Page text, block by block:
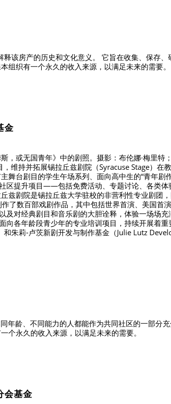
该房产的历史和文化意义。 它旨在收集、保存
组织有一个永久的收入来源，以满足未来的需要。
金
，或无国青年》中的剧照。摄影：布伦娜·梅里
维持并拓展锡拉丘兹剧院（Syracuse Stage）在
舞台剧目的学生午场系列、面向高中生的“青年
区提升项目——包括免费活动、专题讨论、各类
兹剧院是锡拉丘兹大学驻校的非营利性专业剧团
了数百部戏剧作品，其中包括世界首演、美国首
及对经典剧目和音乐剧的大胆诠释，体验一场场
向各年龄段青少年的专业培训项目，持续开展着
和朱莉-卢茨新剧开发与制作基金（Julie Lutz
年龄、不同能力的人都能作为共同社区的一部分
个永久的收入来源，以满足未来的需要。
会基金